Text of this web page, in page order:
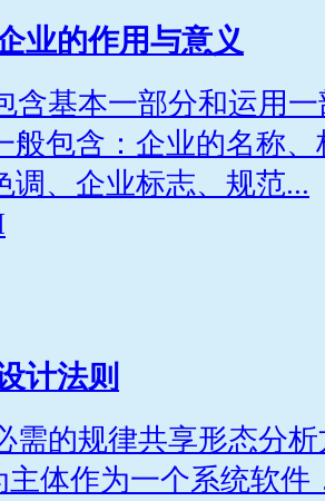
业的作用与意义
含基本一部分和运用
般包含：企业的名称
调、企业标志、规范...
计法则
需的规律共享形态分
体作为一个系统软件